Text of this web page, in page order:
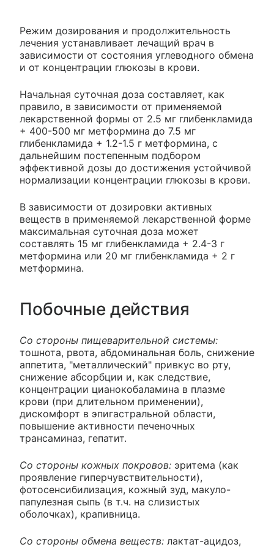
Режим дозирования и продолжительность
лечения устанавливает лечащий врач в
зависимости от состояния углеводного обмена
и от концентрации глюкозы в крови.
Начальная суточная доза составляет, как
правило, в зависимости от применяемой
лекарственной формы от 2.5 мг глибенкламида
+ 400-500 мг метформина до 7.5 мг
глибенкламида + 1.2-1.5 г метформина, с
дальнейшим постепенным подбором
эффективной дозы до достижения устойчивой
нормализации концентрации глюкозы в крови.
В зависимости от дозировки активных
веществ в применяемой лекарственной форме
максимальная суточная доза может
составлять 15 мг глибенкламида + 2.4-3 г
метформина или 20 мг глибенкламида + 2 г
метформина.
Побочные действия
Со стороны пищеварительной системы:
тошнота, рвота, абдоминальная боль, снижение
аппетита, "металлический" привкус во рту,
снижение абсорбции и, как следствие,
концентрации цианокобаламина в плазме
крови (при длительном применении),
дискомфорт в эпигастральной области,
повышение активности печеночных
трансаминаз, гепатит.
Со стороны кожных покровов: эритема (как
проявление гиперчувствительности),
фотосенсибилизация, кожный зуд, макуло-
папулезная сыпь (в т.ч. на слизистых
оболочках), крапивница.
Со стороны обмена веществ: лактат-ацидоз,